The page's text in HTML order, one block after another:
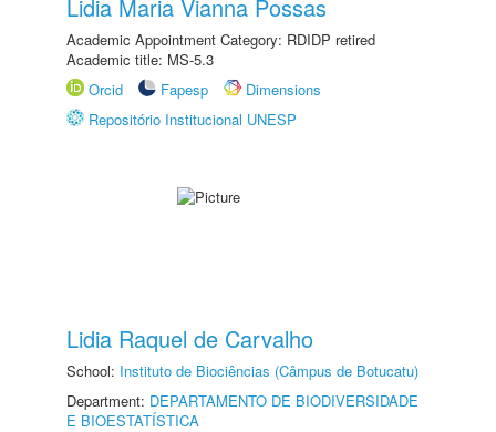
Lidia Maria Vianna Possas
Academic Appointment Category: RDIDP retired
Academic title: MS-5.3
Orcid
Fapesp
Dimensions
Repositório Institucional UNESP
Lidia Raquel de Carvalho
School: Instituto de Biociências (Câmpus de Botucatu)
Department: DEPARTAMENTO DE BIODIVERSIDADE
E BIOESTATÍSTICA